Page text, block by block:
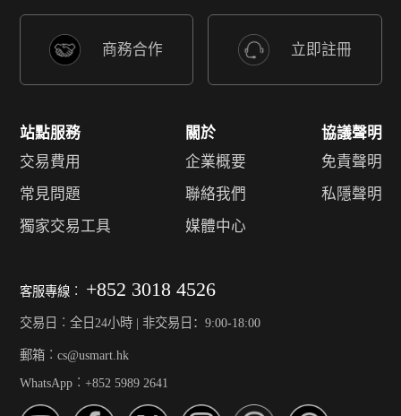
商務合作 立即註冊
站點服務
交易費用
常見問題
獨家交易工具
關於
企業概要
聯絡我們
媒體中心
協議聲明
免責聲明
私隱聲明
客服專線︰ +852 3018 4526
交易日︰全日24小時 | 非交易日：9:00-18:00
郵箱︰cs@usmart.hk
WhatsApp︰+852 5989 2641